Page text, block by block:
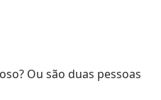
Ou são duas pessoas